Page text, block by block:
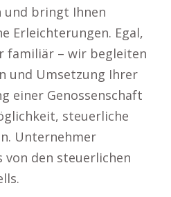
und bringt Ihnen
Erleichterungen. Egal,
familiär – wir begleiten
und Umsetzung Ihrer
einer Genossenschaft
steuerliche
Unternehmer
den steuerlichen